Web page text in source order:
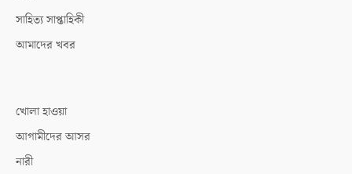
সাহিত্য সাপ্তাহিকী
আমাদের খবর
খোলা হাওয়া
আগামীদের আসর
নারী